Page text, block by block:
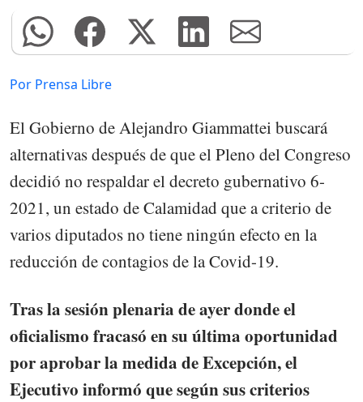
Por Prensa Libre
El Gobierno de Alejandro Giammattei buscará
alternativas después de que el Pleno del Congreso
decidió no respaldar el decreto gubernativo 6-
2021, un estado de Calamidad que a criterio de
varios diputados no tiene ningún efecto en la
reducción de contagios de la Covid-19.
Tras la sesión plenaria de ayer donde el
oficialismo fracasó en su última oportunidad
por aprobar la medida de Excepción, el
Ejecutivo informó que según sus criterios